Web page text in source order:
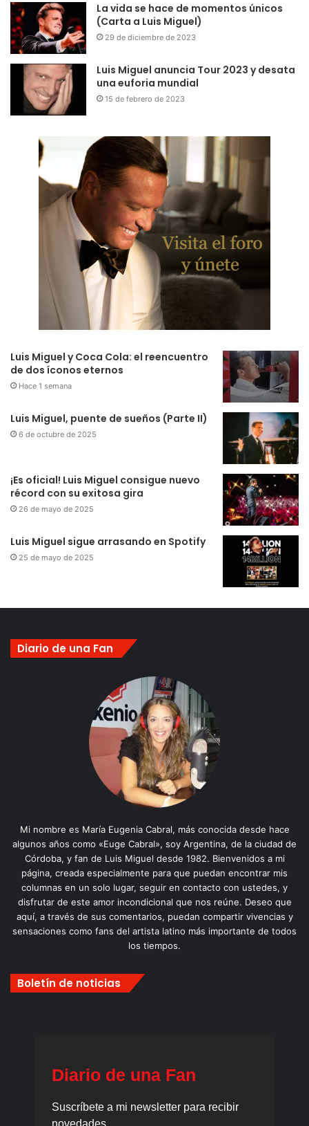
La vida se hace de momentos únicos
(Carta a Luis Miguel)
29 de diciembre de 2023
Luis Miguel anuncia Tour 2023 y desata
una euforia mundial
15 de febrero de 2023
Luis Miguel y Coca Cola: el reencuentro
de dos íconos eternos
Hace 1 semana
Luis Miguel, puente de sueños (Parte II)
6 de octubre de 2025
¡Es oficial! Luis Miguel consigue nuevo
récord con su exitosa gira
26 de mayo de 2025
Luis Miguel sigue arrasando en Spotify
25 de mayo de 2025
Diario de una Fan
Mi nombre es María Eugenia Cabral, más conocida desde hace
algunos años como «Euge Cabral», soy Argentina, de la ciudad de
Córdoba, y fan de Luis Miguel desde 1982. Bienvenidos a mi
página, creada especialmente para que puedan encontrar mis
columnas en un solo lugar, seguir en contacto con ustedes, y
disfrutar de este amor incondicional que nos reúne. Deseo que
aquí, a través de sus comentarios, puedan compartir vivencias y
sensaciones como fans del artista latino más importante de todos
los tiempos.
Boletín de noticias